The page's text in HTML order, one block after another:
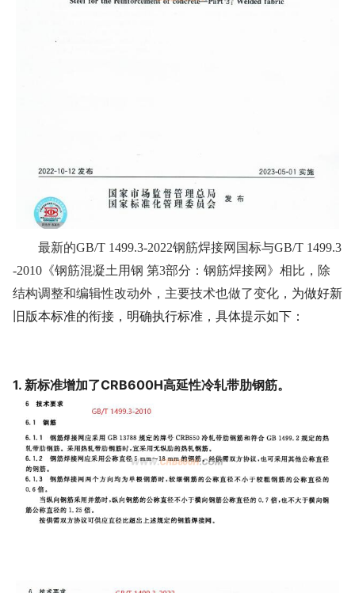
最新的GB/T 1499.3-2022钢筋焊接网国标与GB/T 1499.3
-2010《钢筋混凝土用钢 第3部分：钢筋焊接网》相比，除
结构调整和编辑性改动外，主要技术也做了变化， 为做好新
旧版本标准的衔接，明确执行标准，具体提示如下 ：
1. 新标准增加了CRB600H高延性冷轧带肋钢筋。